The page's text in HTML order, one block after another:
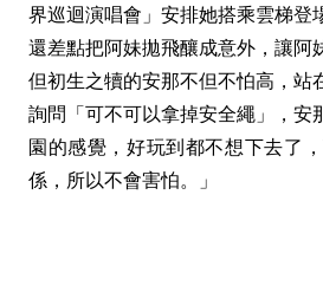
界巡迴演唱會」安排她搭乘雲梯登
還差點把阿妹拋飛釀成意外，讓阿
但初生之犢的安那不但不怕高，站
詢問「可不可以拿掉安全繩」，安
園的感覺，好玩到都不想下去了
係，所以不會害怕。」